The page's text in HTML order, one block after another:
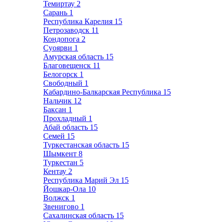
Темиртау 2
Сарань 1
Республика Карелия 15
Петрозаводск 11
Кондопога 2
Суоярви 1
Амурская область 15
Благовещенск 11
Белогорск 1
Свободный 1
Кабардино-Балкарская Республика 15
Нальчик 12
Баксан 1
Прохладный 1
Абай область 15
Семей 15
Туркестанская область 15
Шымкент 8
Туркестан 5
Кентау 2
Республика Марий Эл 15
Йошкар-Ола 10
Волжск 1
Звенигово 1
Сахалинская область 15